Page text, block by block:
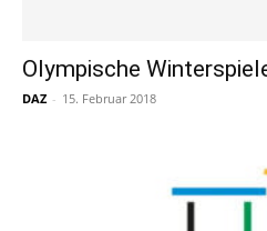
Olympische
DAZ - 15. Februar 2018